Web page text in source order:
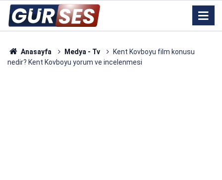
Anasayfa Medya - Tv
Kent Kovboyu film konusu
nedir? Kent Kovboyu yorum ve incelenmesi